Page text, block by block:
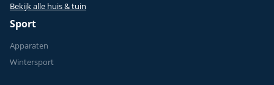
Bekijk alle huis & tuin
Sport
Apparaten
Wintersport